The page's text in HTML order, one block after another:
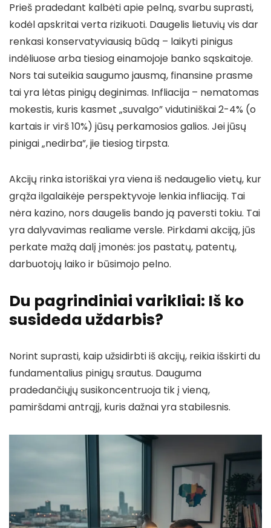
Prieš pradedant kalbėti apie pelną, svarbu suprasti,
kodėl apskritai verta rizikuoti. Daugelis lietuvių vis dar
renkasi konservatyviausią būdą – laikyti pinigus
indėliuose arba tiesiog einamojoje banko sąskaitoje.
Nors tai suteikia saugumo jausmą, finansine prasme
tai yra lėtas pinigų deginimas. Infliacija – nematomas
mokestis, kuris kasmet „suvalgo” vidutiniškai 2-4% (o
kartais ir virš 10%) jūsų perkamosios galios. Jei jūsų
pinigai „nedirba”, jie tiesiog tirpsta.
Akcijų rinka istoriškai yra viena iš nedaugelio vietų, kur
grąža ilgalaikėje perspektyvoje lenkia infliaciją. Tai
nėra kazino, nors daugelis bando ją paversti tokiu. Tai
yra dalyvavimas realiame versle. Pirkdami akciją, jūs
perkate mažą dalį įmonės: jos pastatų, patentų,
darbuotojų laiko ir būsimojo pelno.
Du pagrindiniai varikliai: Iš ko
susideda uždarbis?
Norint suprasti, kaip užsidirbti iš akcijų, reikia išskirti du
fundamentalius pinigų srautus. Dauguma
pradedančiųjų susikoncentruoja tik į vieną,
pamiršdami antrąjį, kuris dažnai yra stabilesnis.